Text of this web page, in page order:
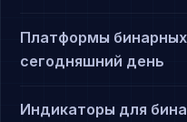
Платформы
сегодняшний день
Индикаторы для